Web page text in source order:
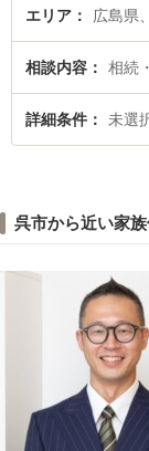
エリア 広島県
相談内容 相続
詳細条件 未選
呉市から近い家